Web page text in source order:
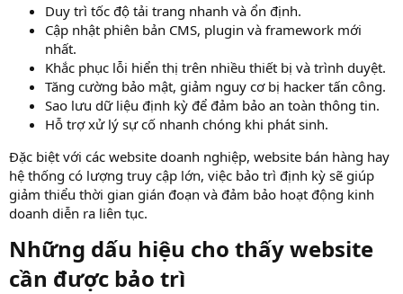
Duy trì tốc độ tải trang nhanh và ổn định.
Cập nhật phiên bản CMS, plugin và framework mới
nhất.
Khắc phục lỗi hiển thị trên nhiều thiết bị và trình duyệt.
Tăng cường bảo mật, giảm nguy cơ bị hacker tấn công.
Sao lưu dữ liệu định kỳ để đảm bảo an toàn thông tin.
Hỗ trợ xử lý sự cố nhanh chóng khi phát sinh.
Đặc biệt với các website doanh nghiệp, website bán hàng hay
hệ thống có lượng truy cập lớn, việc bảo trì định kỳ sẽ giúp
giảm thiểu thời gian gián đoạn và đảm bảo hoạt động kinh
doanh diễn ra liên tục.
Những dấu hiệu cho thấy website
cần được bảo trì​